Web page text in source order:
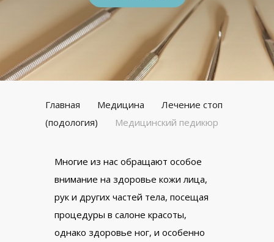
Главная Медицина
Лечение стоп
(подология)
Медицинский педикюр
Многие из нас обращают особое
внимание на здоровье кожи лица,
рук и других частей тела, посещая
процедуры в салоне красоты,
однако здоровье ног, и особенно